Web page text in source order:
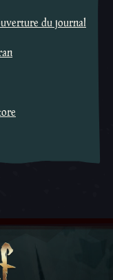
du journal